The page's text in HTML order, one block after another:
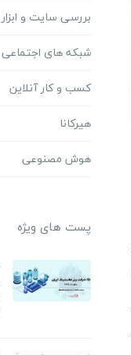
بررسی سایت و ابزار
شبکه های اجتماعی
کسب و کار آنلاین
هیرکانا
هوش مصنوعی
پست های ویژه